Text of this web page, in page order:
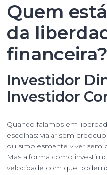
Quem
da
financeira?
Investidor
Investidor
Quando falamos em
escolhas: viajar sem
ou simplesmente viver sem
Mas a forma como
velocidade com que